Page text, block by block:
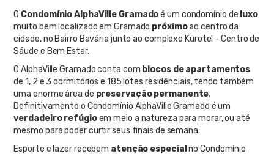
O Condomínio AlphaVille Gramadoé um condomínio de luxo
muito bem localizado em Gramado próximoao centro da
cidade, no Bairro Bavária junto ao complexo Kurotel - Centro de
Sáude e Bem Estar.
O AlphaVille Gramado conta com blocos de apartamentos
de 1, 2 e 3 dormitórios e 185 lotes residênciais, tendo também
uma enorme área de preservação permanente.
Definitivamento o Condomínio AlphaVille Gramado é um
verdadeiro refúgioem meio a natureza para morar, ou até
mesmo para poder curtir seus finais de semana.
Esporte e lazer recebem atenção especial no Condomínio